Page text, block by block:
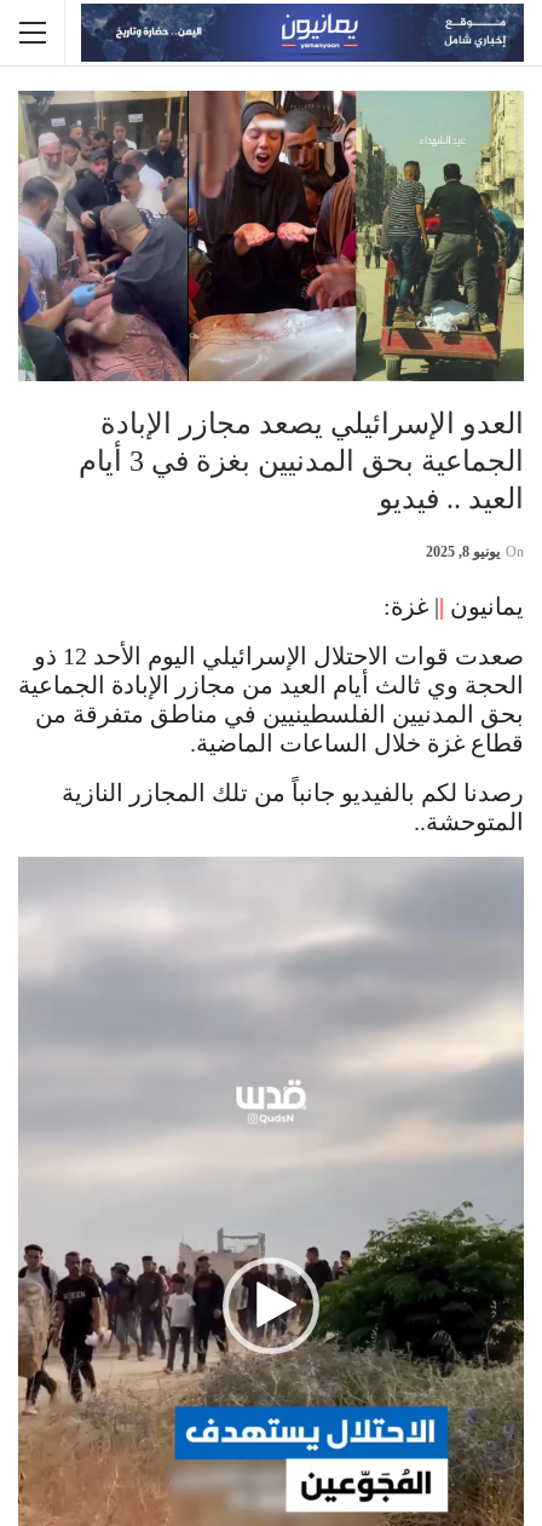
العدو الإسرائيلي يصعد مجازر الإبادة
الجماعية بحق المدنيين بغزة في 3 أيام
العيد .. فيديو
On يونيو 8, 2025
يمانيون || غزة:
صعدت قوات الاحتلال الإسرائيلي اليوم الأحد 12 ذو
الحجة وي ثالث أيام العيد من مجازر الإبادة الجماعية
بحق المدنيين الفلسطينيين في مناطق متفرقة من
قطاع غزة خلال الساعات الماضية.
رصدنا لكم بالفيديو جانباً من تلك المجازر النازية
المتوحشة..
Video